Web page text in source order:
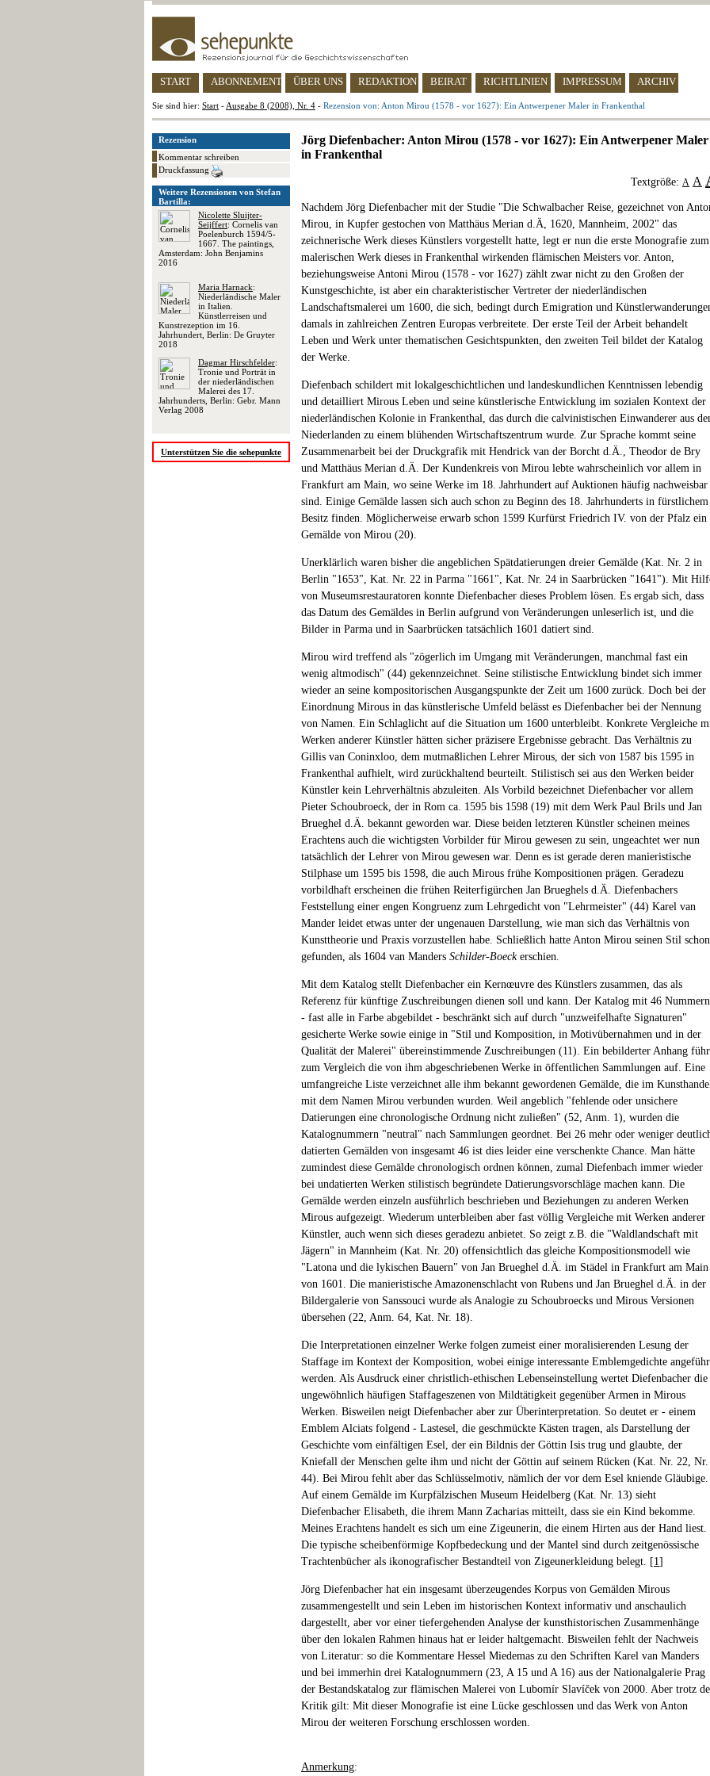
START ABONNEMENT ÜBER UNS REDAKTION BEIRAT RICHTLINIEN IMPRESSUM ARCHIV
Sie sind hier: Start - Ausgabe 8 (2008), Nr. 4 - Rezension von: Anton Mirou (1578 - vor 1627): Ein Antwerpener Maler in Frankenthal
Rezension
Kommentar schreiben
Druckfassung
Weitere Rezensionen von Stefan
Bartilla:
Nicolette Sluijter-
Seijffert: Cornelis van
Poelenburch 1594/5-
1667. The paintings,
Amsterdam: John Benjamins
2016
Maria Harnack:
Niederländische Maler
in Italien.
Künstlerreisen und
Kunstrezeption im 16.
Jahrhundert, Berlin: De Gruyter
2018
Dagmar Hirschfelder:
Tronie und Porträt in
der niederländischen
Malerei des 17.
Jahrhunderts, Berlin: Gebr. Mann
Verlag 2008
Unterstützen Sie die sehepunkte
Jörg Diefenbacher: Anton Mirou (1578 - vor 1627): Ein Antwerpener Maler
in Frankenthal
Textgröße: A A
Nachdem Jörg Diefenbacher mit der Studie "Die Schwalbacher Reise, gezeichnet von
Mirou, in Kupfer gestochen von Matthäus Merian d.Ä, 1620, Mannheim, 2002" das
zeichnerische Werk dieses Künstlers vorgestellt hatte, legt er nun die erste Monografie zum
malerischen Werk dieses in Frankenthal wirkenden flämischen Meisters vor. Anton,
beziehungsweise Antoni Mirou (1578 - vor 1627) zählt zwar nicht zu den Großen der
Kunstgeschichte, ist aber ein charakteristischer Vertreter der niederländischen
Landschaftsmalerei um 1600, die sich, bedingt durch Emigration und
damals in zahlreichen Zentren Europas verbreitete. Der erste Teil der Arbeit behandelt
Leben und Werk unter thematischen Gesichtspunkten, den zweiten Teil bildet der Katalog
der Werke.
Diefenbach schildert mit lokalgeschichtlichen und landeskundlichen Kenntnissen lebendig
und detailliert Mirous Leben und seine künstlerische Entwicklung im sozialen Kontext der
niederländischen Kolonie in Frankenthal, das durch die calvinistischen Einwanderer aus
Niederlanden zu einem blühenden Wirtschaftszentrum wurde. Zur Sprache kommt seine
Zusammenarbeit bei der Druckgrafik mit Hendrick van der Borcht d.Ä., Theodor de Bry
und Matthäus Merian d.Ä. Der Kundenkreis von Mirou lebte wahrscheinlich vor allem in
Frankfurt am Main, wo seine Werke im 18. Jahrhundert auf Auktionen häufig nachweisbar
sind. Einige Gemälde lassen sich auch schon zu Beginn des 18. Jahrhunderts in fürstlichem
Besitz finden. Möglicherweise erwarb schon 1599 Kurfürst Friedrich IV. von der Pfalz ein
Gemälde von Mirou (20).
Unerklärlich waren bisher die angeblichen Spätdatierungen dreier Gemälde (Kat. Nr. 2 in
Berlin "1653", Kat. Nr. 22 in Parma "1661", Kat. Nr. 24 in Saarbrücken "1641"). Mit
von Museumsrestauratoren konnte Diefenbacher dieses Problem lösen. Es ergab sich, dass
das Datum des Gemäldes in Berlin aufgrund von Veränderungen unleserlich ist, und die
Bilder in Parma und in Saarbrücken tatsächlich 1601 datiert sind.
Mirou wird treffend als "zögerlich im Umgang mit Veränderungen, manchmal fast ein
wenig altmodisch" (44) gekennzeichnet. Seine stilistische Entwicklung bindet sich immer
wieder an seine kompositorischen Ausgangspunkte der Zeit um 1600 zurück. Doch bei der
Einordnung Mirous in das künstlerische Umfeld belässt es Diefenbacher bei der Nennung
von Namen. Ein Schlaglicht auf die Situation um 1600 unterbleibt. Konkrete Vergleiche
Werken anderer Künstler hätten sicher präzisere Ergebnisse gebracht. Das Verhältnis zu
Gillis van Coninxloo, dem mutmaßlichen Lehrer Mirous, der sich von 1587 bis 1595 in
Frankenthal aufhielt, wird zurückhaltend beurteilt. Stilistisch sei aus den Werken beider
Künstler kein Lehrverhältnis abzuleiten. Als Vorbild bezeichnet Diefenbacher vor allem
Pieter Schoubroeck, der in Rom ca. 1595 bis 1598 (19) mit dem Werk Paul Brils und Jan
Brueghel d.Ä. bekannt geworden war. Diese beiden letzteren Künstler scheinen meines
Erachtens auch die wichtigsten Vorbilder für Mirou gewesen zu sein, ungeachtet wer nun
tatsächlich der Lehrer von Mirou gewesen war. Denn es ist gerade deren manieristische
Stilphase um 1595 bis 1598, die auch Mirous frühe Kompositionen prägen. Geradezu
vorbildhaft erscheinen die frühen Reiterfigürchen Jan Brueghels d.Ä. Diefenbachers
Feststellung einer engen Kongruenz zum Lehrgedicht von "Lehrmeister" (44) Karel van
Mander leidet etwas unter der ungenauen Darstellung, wie man sich das Verhältnis von
Kunsttheorie und Praxis vorzustellen habe. Schließlich hatte Anton Mirou seinen Stil schon
gefunden, als 1604 van Manders Schilder-Boeckerschien.
Mit dem Katalog stellt Diefenbacher ein Kernœuvre des Künstlers zusammen, das als
Referenz für künftige Zuschreibungen dienen soll und kann. Der Katalog mit 46 Nummern
- fast alle in Farbe abgebildet - beschränkt sich auf durch "unzweifelhafte Signaturen"
gesicherte Werke sowie einige in "Stil und Komposition, in Motivübernahmen und in der
Qualität der Malerei" übereinstimmende Zuschreibungen (11). Ein bebilderter Anhang
zum Vergleich die von ihm abgeschriebenen Werke in öffentlichen Sammlungen auf. Eine
umfangreiche Liste verzeichnet alle ihm bekannt gewordenen Gemälde, die im
mit dem Namen Mirou verbunden wurden. Weil angeblich "fehlende oder unsichere
Datierungen eine chronologische Ordnung nicht zuließen" (52, Anm. 1), wurden die
Katalognummern "neutral" nach Sammlungen geordnet. Bei 26 mehr oder weniger
datierten Gemälden von insgesamt 46 ist dies leider eine verschenkte Chance. Man hätte
zumindest diese Gemälde chronologisch ordnen können, zumal Diefenbach immer wieder
bei undatierten Werken stilistisch begründete Datierungsvorschläge machen kann. Die
Gemälde werden einzeln ausführlich beschrieben und Beziehungen zu anderen Werken
Mirous aufgezeigt. Wiederum unterbleiben aber fast völlig Vergleiche mit Werken anderer
Künstler, auch wenn sich dieses geradezu anbietet. So zeigt z.B. die "Waldlandschaft mit
Jägern" in Mannheim (Kat. Nr. 20) offensichtlich das gleiche Kompositionsmodell wie
"Latona und die lykischen Bauern" von Jan Brueghel d.Ä. im Städel in Frankfurt am Main
von 1601. Die manieristische Amazonenschlacht von Rubens und Jan Brueghel d.Ä. in der
Bildergalerie von Sanssouci wurde als Analogie zu Schoubroecks und Mirous Versionen
übersehen (22, Anm. 64, Kat. Nr. 18).
Die Interpretationen einzelner Werke folgen zumeist einer moralisierenden Lesung der
Staffage im Kontext der Komposition, wobei einige interessante Emblemgedichte
werden. Als Ausdruck einer christlich-ethischen Lebenseinstellung wertet Diefenbacher die
ungewöhnlich häufigen Staffageszenen von Mildtätigkeit gegenüber Armen in Mirous
Werken. Bisweilen neigt Diefenbacher aber zur Überinterpretation. So deutet er - einem
Emblem Alciats folgend - Lastesel, die geschmückte Kästen tragen, als Darstellung der
Geschichte vom einfältigen Esel, der ein Bildnis der Göttin Isis trug und glaubte, der
Kniefall der Menschen gelte ihm und nicht der Göttin auf seinem Rücken (Kat. Nr. 22, Nr.
44). Bei Mirou fehlt aber das Schlüsselmotiv, nämlich der vor dem Esel kniende Gläubige.
Auf einem Gemälde im Kurpfälzischen Museum Heidelberg (Kat. Nr. 13) sieht
Diefenbacher Elisabeth, die ihrem Mann Zacharias mitteilt, dass sie ein Kind bekomme.
Meines Erachtens handelt es sich um eine Zigeunerin, die einem Hirten aus der Hand liest.
Die typische scheibenförmige Kopfbedeckung und der Mantel sind durch zeitgenössische
Trachtenbücher als ikonografischer Bestandteil von Zigeunerkleidung belegt. [1]
Jörg Diefenbacher hat ein insgesamt überzeugendes Korpus von Gemälden Mirous
zusammengestellt und sein Leben im historischen Kontext informativ und anschaulich
dargestellt, aber vor einer tiefergehenden Analyse der kunsthistorischen Zusammenhänge
über den lokalen Rahmen hinaus hat er leider haltgemacht. Bisweilen fehlt der Nachweis
von Literatur: so die Kommentare Hessel Miedemas zu den Schriften Karel van Manders
und bei immerhin drei Katalognummern (23, A 15 und A 16) aus der Nationalgalerie Prag
der Bestandskatalog zur flämischen Malerei von Lubomír Slavíček von 2000. Aber trotz
Kritik gilt: Mit dieser Monografie ist eine Lücke geschlossen und das Werk von Anton
Mirou der weiteren Forschung erschlossen worden.
Anmerkung: